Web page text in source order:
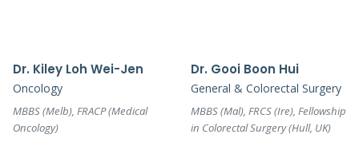
Dr. Kiley Loh Wei-Jen
Oncology
MBBS (Melb), FRACP (Medical
Oncology)
Dr. Gooi Boon Hui
General & Colorectal Surgery
MBBS (Mal), FRCS (Ire), Fellowship
in Colorectal Surgery (Hull, UK)